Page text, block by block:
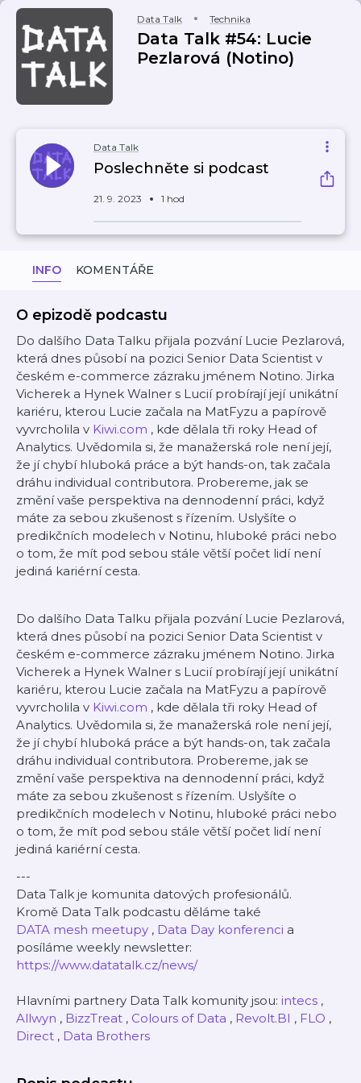
Data Talk Technika
Data Talk #54: Lucie
Pezlarová (Notino)
Data Talk
Poslechněte si podcast
21. 9. 2023 1 hod
INFO KOMENTÁŘE
O epizodě podcastu
Do dalšího Data Talku přijala pozvání Lucie Pezlarová,
která dnes působí na pozici Senior Data Scientist v
českém e-commerce zázraku jménem Notino. Jirka
Vicherek a Hynek Walner s Lucií probírají její unikátní
kariéru, kterou Lucie začala na MatFyzu a papírově
vyvrcholila v Kiwi.com , kde dělala tři roky Head of
Analytics. Uvědomila si, že manažerská role není její,
že jí chybí hluboká práce a být hands-on, tak začala
dráhu individual contributora. Probereme, jak se
změní vaše perspektiva na dennodenní práci, když
máte za sebou zkušenost s řízením. Uslyšíte o
predikčních modelech v Notinu, hluboké práci nebo
o tom, že mít pod sebou stále větší počet lidí není
jediná kariérní cesta.
Do dalšího Data Talku přijala pozvání Lucie Pezlarová,
která dnes působí na pozici Senior Data Scientist v
českém e-commerce zázraku jménem Notino. Jirka
Vicherek a Hynek Walner s Lucií probírají její unikátní
kariéru, kterou Lucie začala na MatFyzu a papírově
vyvrcholila v Kiwi.com , kde dělala tři roky Head of
Analytics. Uvědomila si, že manažerská role není její,
že jí chybí hluboká práce a být hands-on, tak začala
dráhu individual contributora. Probereme, jak se
změní vaše perspektiva na dennodenní práci, když
máte za sebou zkušenost s řízením. Uslyšíte o
predikčních modelech v Notinu, hluboké práci nebo
o tom, že mít pod sebou stále větší počet lidí není
jediná kariérní cesta.
---
Data Talk je komunita datových profesionálů.
Kromě Data Talk podcastu děláme také
DATA mesh meetupy , Data Day konferenci a
posíláme weekly newsletter:
https://www.datatalk.cz/news/
Hlavními partnery Data Talk komunity jsou: intecs ,
Allwyn , BizzTreat , Colours of Data , Revolt.BI , FLO ,
Direct , Data Brothers